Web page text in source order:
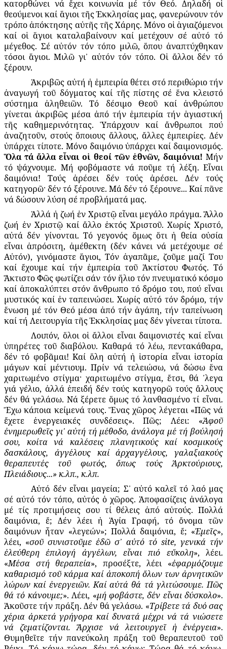
κατορθώνει νά ἔχει κοινωνία μέ τόν Θεό. Δηλαδή οἱ
θεούμενοι καί ἅγιοι τῆς Ἐκκλησίας μας, φανερώνουν τόν
τρόπο ἀπόκτησης αὐτῆς τῆς Χάρης. Μόνο οἱ ἁγιαζόμενοι
καί οἱ ἅγιοι καταλαβαίνουν καί μετέχουν σέ αὐτό τό
μέγεθος. Σέ αὐτόν τόν τόπο μιλῶ, ὅπου ἀναπτύχθηκαν
τόσοι ἅγιοι. Μιλῶ γι᾽ αὐτόν τόν τόπο. Οἱ ἄλλοι δέν τό
ξέρουν.
Ἀκριβῶς αὐτή ἡ ἐμπειρία θέτει στό περιθώριο τήν
ἀναγωγή τοῦ δόγματος καί τῆς πίστης σέ ἕνα κλειστό
σύστημα ἀληθειῶν. Τό δέσιμο Θεοῦ καί ἀνθρώπου
γίνεται ἀκριβῶς μέσα ἀπό τήν ἐμπειρία τήν ἁγιαστική
τῆς καθημερινότητας. Ὑπάρχουν καί ἄνθρωποι πού
ἀναζητοῦν, στούς ὅποιους ἄλλους, ἄλλες ἐμπειρίες. Δέν
ὑπάρχει τίποτε. Μόνο δαιμόνιο ὑπάρχει καί δαιμονισμός.
Ὅλα τά ἄλλα εἶναι οἱ θεοί τῶν ἐθνῶν, δαιμόνια! Μήν
τό ψάχνουμε. Μή φοβόμαστε νά ποῦμε τή λέξη. Εἶναι
δαιμόνια! Τούς ἀρέσει δέν τούς ἀρέσει. Δέν τούς
κατηγορῶ· δέν τό ξέρουνε. Μά δέν τό ξέρουνε... Καί πᾶνε
νά δώσουν λύση σέ προβλήματά μας.
Ἀλλά ἡ ζωή ἐν Χριστῷ εἶναι μεγάλο πράγμα. Ἄλλο
ζωή ἐν Χριστῷ καί ἄλλο ἐκτός Χριστοῦ. Χωρίς Χριστό,
αὐτά δέν γίνονται. Τό γεγονός ὅμως ὅτι ἡ θεία οὐσία
εἶναι ἀπρόσιτη, ἀμέθεκτη (δέν κάνει νά μετέχουμε σέ
Αὐτόν), γινόμαστε ἅγιοι, Τόν ἀγαπᾶμε, ζοῦμε μαζί Του
καί ἔχουμε καί τήν ἐμπειρία τοῦ Ἀκτίστου Φωτός. Τό
Ἄκτιστο Φῶς φωτίζει σάν τόν ἥλιο τόν πνευματικό κόσμο
καί ἀποκαλύπτει στόν ἄνθρωπο τό δρόμο του, πού εἶναι
μυστικός καί ἐν ταπεινώσει. Χωρίς αὐτό τόν δρόμο, τήν
ἕνωση μέ τόν Θεό μέσα ἀπό τήν ἀγάπη, τήν ταπείνωση
καί τή Λειτουργία τῆς Ἐκκλησίας μας δέν γίνεται τίποτα.
Λοιπόν, ὅλοι οἱ ἄλλοι εἶναι δαιμονιστές καί εἶναι
ὑπηρέτες τοῦ διαβόλου. Καθαρά τό λέω, πεντακάθαρα,
δέν τό φοβᾶμαι! Καί ὅλη αὐτή ἡ ἱστορία εἶναι ἱστορία
μάγων καί μέντιουμ. Πρίν νά τελειώσω, νά δώσω ἕνα
χαριτωμένο στίγμα· χαριτωμένο στίγμα, ἔτσι, θά ᾽λεγα
γιά γέλιο, ἀλλά ἐπειδή δέν τούς κατηγορῶ τούς ἄλλους
δέν θά γελάσω. Νά ξέρετε ὅμως τό λανθασμένο τί εἶναι.
Ἔχω κάποια κείμενά τους. Ἕνας χῶρος λέγεται «Πῶς νά
ἔχετε ἐνεργειακές συνδέσεις». Πῶς; Λέει: «Ἀφοῦ
ἐνημερωθεῖς γι᾽ αὐτή τή μέθοδο, ἀνάλογα μέ τή βούλησή
σου, κοίτα νά καλέσεις πλανητικούς καί κοσμικούς
δασκάλους, ἀγγέλους καί ἀρχαγγέλους, γαλαξιακούς
θεραπευτές τοῦ φωτός, ὅπως τούς Ἀρκτούριους,
Πλειάδιους...» κ.λπ., κ.λπ.
Αὐτό δέν εἶναι μαγεία; Σ᾽ αὐτό καλεῖ τό λαό μας
σέ αὐτό τόν τόπο, αὐτός ὁ χῶρος. Ἀποφασίζεις ἀνάλογα
μέ τίς προτιμήσεις σου τί θέλεις ἀπό αὐτούς. Πολλά
δαιμόνια, ἔ; Δέν λέει ἡ Ἁγία Γραφή, τό ὄνομα τῶν
δαιμόνων ἦταν «λεγεών»; Πολλά δαιμόνια, ἔ; «Ἐμεῖς»,
λέει, «σοῦ συνιστοῦμε ἐδῶ σ᾽ αὐτό τό site, γενικά τήν
ἐλεύθερη ἐπιλογή ἀγγέλων, εἶναι πιό εὔκολη», λέει.
«Μέσα στή θεραπεία», προσέξτε, λέει «ἐφαρμόζουμε
καθαρισμό τοῦ κάρμα καί ἀποκοπή ὅλων των ἀρνητικῶν
λώρων καί ἐνεργειῶν. Καί αὐτά θά τά γλιτώσουμε. Πῶς
θά τό κάνουμε;». Λέει, «μή φοβάστε, δέν εἶναι δύσκολο».
Ἀκοῦστε τήν πράξη. Δέν θά γελάσω. «Τρίβετε τά δυό σας
χέρια ἀρκετά γρήγορα καί δυνατά μέχρι νά τά νιώσετε
νά ζεματίζονται. Ἄρχισε νά λειτουργεῖ ἡ ἐνέργεια».
Θυμηθεῖτε τήν πανεύκολη πράξη τοῦ θεραπευτοῦ τοῦ